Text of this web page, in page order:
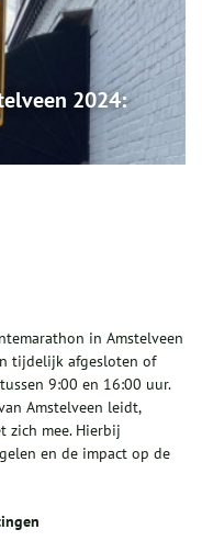
2024:
in Amstelveen
tijdelijk afgesloten of
9:00 en 16:00 uur.
Amstelveen leidt,
zich mee. Hierbij
en de impact op de